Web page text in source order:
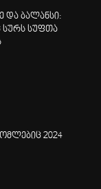
და ბალანსი:
სურს სუფთა
2024